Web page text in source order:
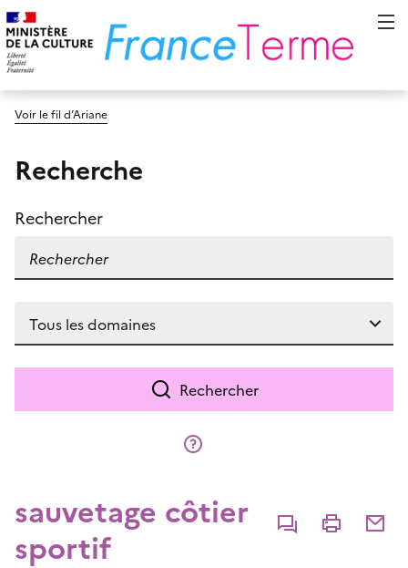
Voir le fil d’Ariane
Recherche
Rechercher
Rechercher
sauvetage côtier
sportif
CommenterImprimer